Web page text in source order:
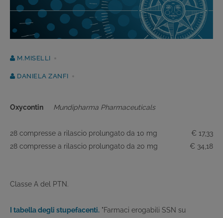
M.MISELLI
DANIELA ZANFI
Oxycontin Mundipharma Pharmaceuticals
28 compresse a rilascio prolungato da 10 mg
28 compresse a rilascio prolungato da 20 mg
€ 17,33
€ 34,18
Classe A del PTN.
I tabella degli stupefacenti. "Farmaci erogabili SSN su